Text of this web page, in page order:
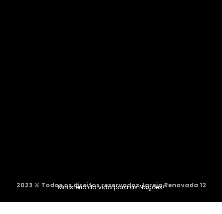
2023 © Todos os direitos reservados. Igreja Renovada 12
Ministério da vida para as Nações!